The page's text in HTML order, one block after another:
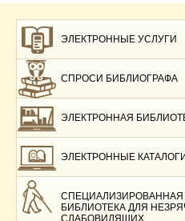
ЭЛЕКТРОННЫЕ УСЛУГИ
СПРОСИ БИБЛИОГРАФА
ЭЛЕКТРОННАЯ
ЭЛЕКТРОННЫЕ КАТАЛОГИ
СПЕЦИАЛИЗИРОВАННАЯ
БИБЛИОТЕКА ДЛЯ
СЛАБОВИДЯЩИХ